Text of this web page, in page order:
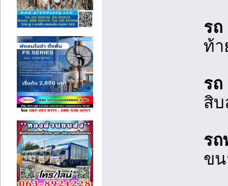
รถ
ท้
รถ
สิ
รถ
ข